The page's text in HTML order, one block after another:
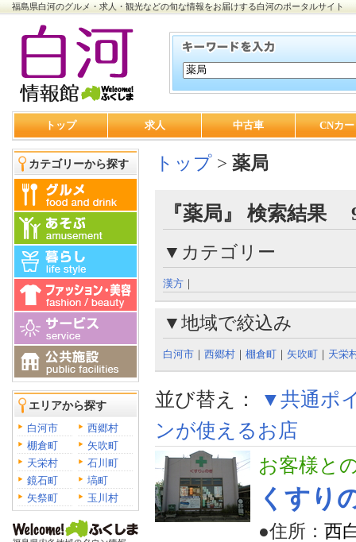
福島県白河のグルメ・求人・観光などの旬な情報をお届けする白河のポータルサイト
トップ 求人 中古車 CNカ
カテゴリーから探す
エリアから探す
白河市
西郷村
棚倉町
矢吹町
天栄村
石川町
鏡石町
塙町
矢祭町
玉川村
トップ > 薬局
『薬局』 検索結果
▼カテゴリー
漢方 ｜
▼地域で絞込み
白河市 ｜ 西郷村 ｜ 棚倉町 ｜ 矢吹町 ｜ 天栄
並び替え：
▼共通ポ
ンが使えるお店
お客様と
くすり
●住所： 西